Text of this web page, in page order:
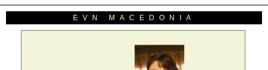
EVN MACEDONIA